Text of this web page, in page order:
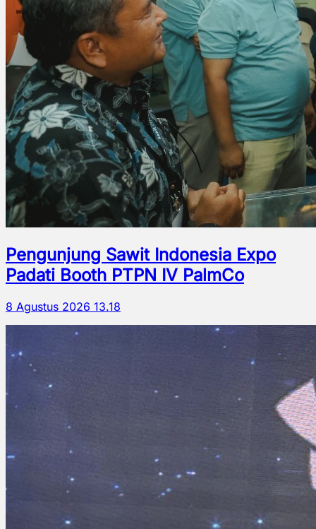
Pengunjung Sawit Indonesia Expo
Padati Booth PTPN IV PalmCo
8 Agustus 2026 13.18